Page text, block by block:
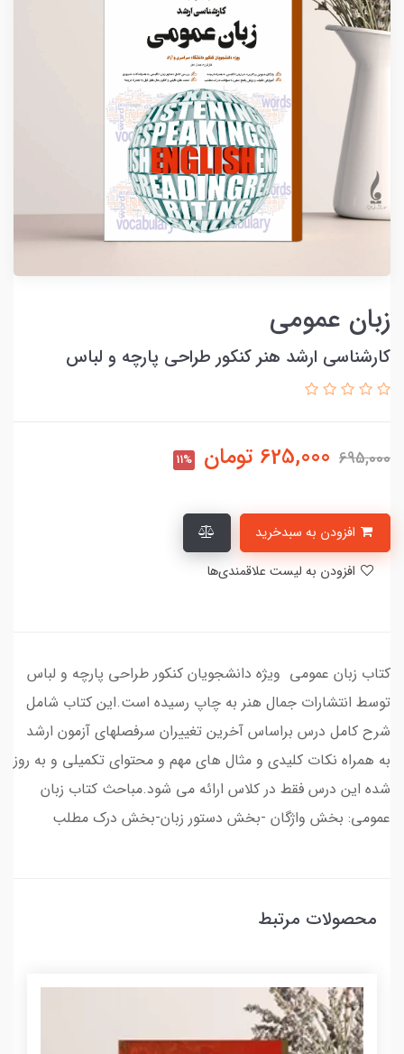
زبان عمومی
کارشناسی ارشد هنر کنکور طراحی پارچه و لباس
695,000
625,000 تومان 11%
کتاب زبان عمومی ویژه دانشجویان کنکور طراحی پارچه و لباس
توسط انتشارات جمال هنر به چاپ رسیده است.این کتاب شامل
شرح کامل درس براساس آخرین تغییران سرفصلهای آزمون ارشد
به همراه نکات کلیدی و مثال های مهم و محتوای تکمیلی و به روز
شده این درس فقط در کلاس ارائه می شود.مباحث کتاب زبان
عمومی: بخش واژگان -بخش دستور زبان-بخش درک مطلب
محصولات مرتبط